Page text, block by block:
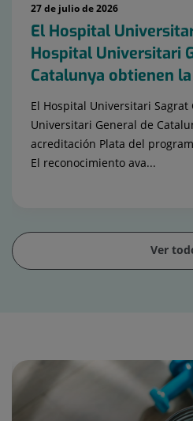
27 de julio de 2026
El Hospital
Hospital Universitari
Catalunya obtienen
El Hospital Universitari Sagrat
Universitari General de
acreditación Plata del
El reconocimiento ava...
Ver